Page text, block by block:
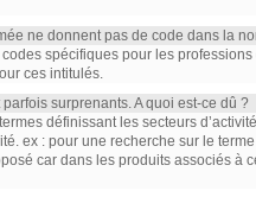
ne donnent pas de code dans la
spécifiques pour les
ces intitulés.
surprenants. A quoi est-ce dû ?
définissant les secteurs
ex : pour une recherche sur le
car dans les produits associés à